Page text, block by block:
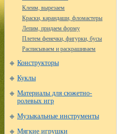
Клеим, вырезаем
Краски, карандаши, фломастеры
Лепим, придаем форму
Плетем фенечки, фигурки, бусы
Расписываем и раскрашиваем
Конструкторы
Куклы
Материалы для сюжетно-
ролевых игр
Музыкальные инструменты
Мягкие игрушки